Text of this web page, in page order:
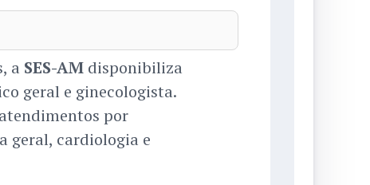
a SES-AMdisponibiliza
geral e ginecologista.
por
geral, cardiologia e